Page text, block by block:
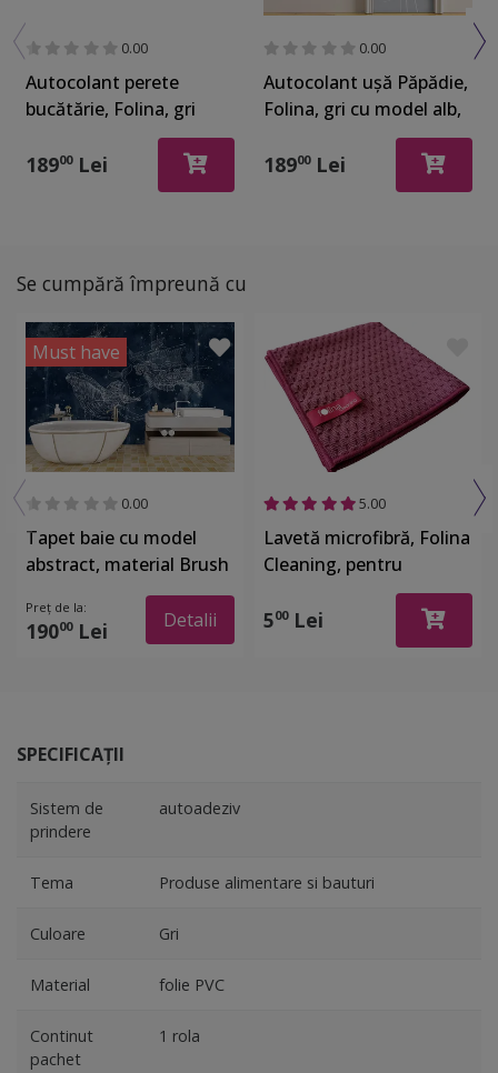
0.00
Autocolant perete
bucătărie, Folina, gri
detalii rustice, rola de
67x200 cm
18900Lei
0.00
Autocolant uşă Păpădie,
Folina, gri cu model alb,
rola de 92x205 cm
18900Lei
Se cumpără împreună cu
Must have
0.00
Tapet baie cu model
abstract, material Brush
cu Water System
rezistent la apă
Preț de la:
19000Lei Detalii
5.00
Lavetă microfibră, Folina
Cleaning, pentru
bucatărie, 40x40 cm
500Lei
SPECIFICAȚII
Sistem de
prindere
autoadeziv
Tema Produse alimentare si bauturi
Culoare Gri
Material folie PVC
Continut
pachet
1 rola